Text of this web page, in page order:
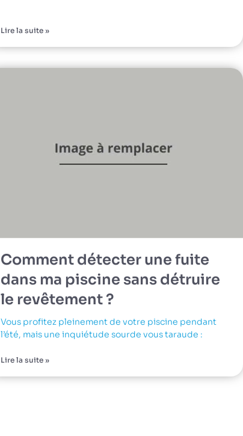
Lire la suite »
Comment détecter une fuite
dans ma piscine sans détruire
le revêtement ?
Vous profitez pleinement de votre piscine pendant
l’été, mais une inquiétude sourde vous taraude :
Lire la suite »